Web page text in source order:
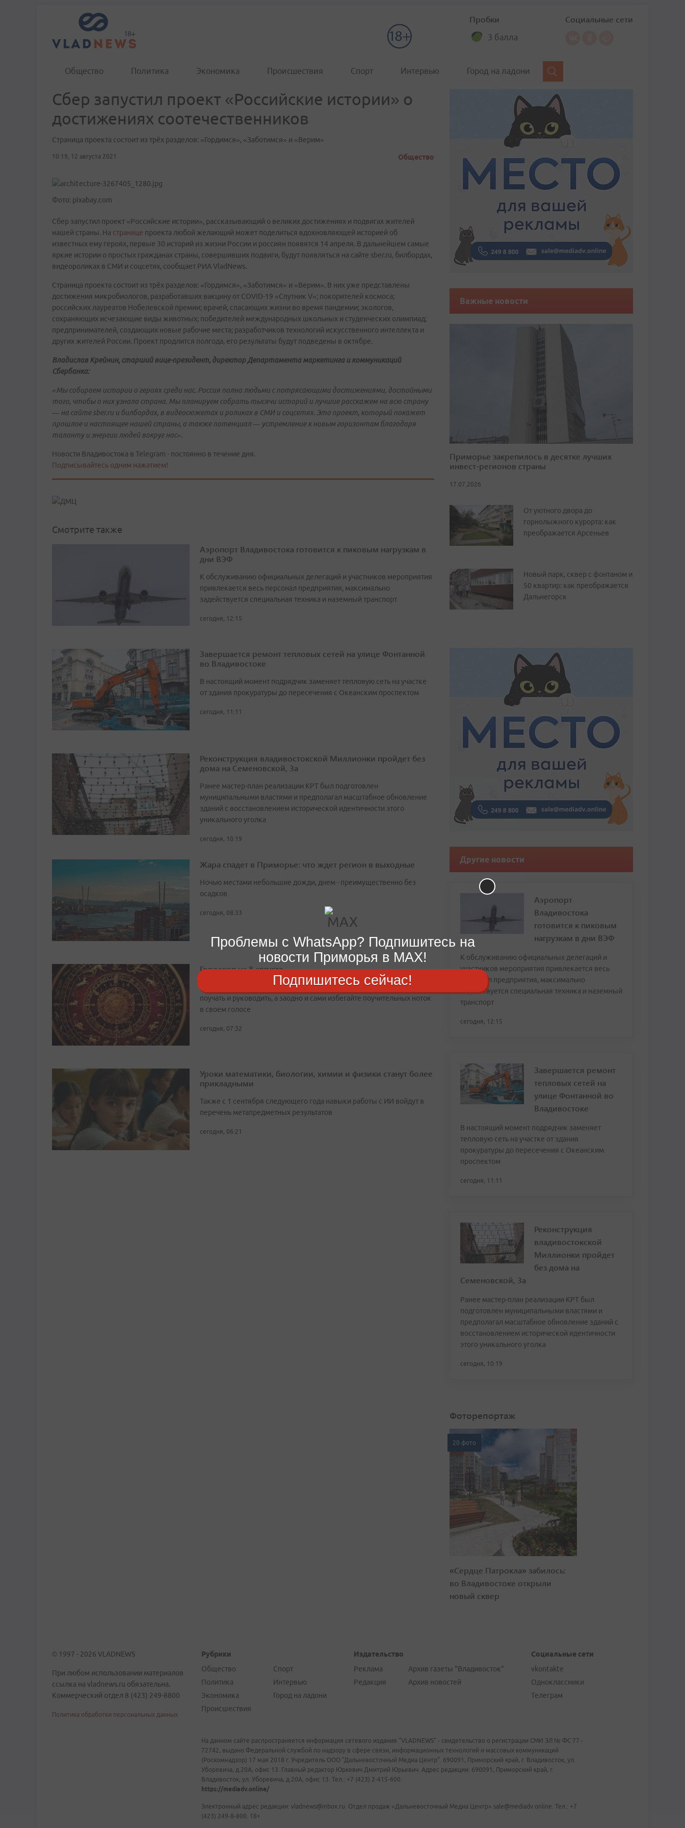
Пробки
3 балла
Социальные сети
Общество Политика Экономика Происшествия Спорт Интервью Город на ладони
Сбер запустил проект «Российские истории» о
достижениях соотечественников
Страница проекта состоит из трёх разделов: «Гордимся», «Заботимся» и «Верим»
10:19, 12 августа 2021 Общество
Фото: pixabay.com
Сбер запустил проект «Российские истории», рассказывающий о великих достижениях и подвигах жителей
нашей страны. На странице проекта любой желающий может поделиться вдохновляющей историей об
известных ему героях, первые 30 историй из жизни России и россиян появятся 14 апреля. В дальнейшем самые
яркие истории о простых гражданах страны, совершивших подвиги, будут появляться на сайте sber.ru, билбордах,
видеороликах в СМИ и соцсетях, сообщает РИА VladNews.
Страница проекта состоит из трёх разделов: «Гордимся», «Заботимся» и «Верим». В них уже представлены
достижения микробиологов, разработавших вакцину от COVID-19 «Спутник V»; покорителей космоса;
российских лауреатов Нобелевской премии; врачей, спасающих жизни во время пандемии; экологов,
сохраняющих исчезающие виды животных; победителей международных школьных и студенческих олимпиад;
предпринимателей, создающих новые рабочие места; разработчиков технологий искусственного интеллекта и
других жителей России. Проект продлится полгода, его результаты будут подведены в октябре.
Владислав Крейнин, старший вице-президент, директор Департамента маркетинга и коммуникаций
Сбербанка:
«Мы собираем истории о героях среди нас. Россия полна людьми с потрясающими достижениями, достойными
того, чтобы о них узнала страна. Мы планируем собрать тысячи историй и лучшие расскажем на всю страну
— на сайте sber.ru и билбордах, в видеосюжетах и роликах в СМИ и соцсетях. Это проект, который покажет
прошлое и настоящее нашей страны, а также потенциал — устремление к новым горизонтам благодаря
таланту и энергии людей вокруг нас».
Новости Владивостока в Telegram - постоянно в течение дня.
Подписывайтесь одним нажатием!
Смотрите также
Аэропорт Владивостока готовится к пиковым нагрузкам в
дни ВЭФ
К обслуживанию официальных делегаций и участников мероприятия
привлекается весь персонал предприятия, максимально
задействуется специальная техника и наземный транспорт
сегодня, 12:15
Завершается ремонт тепловых сетей на улице Фонтанной
во Владивостоке
В настоящий момент подрядчик заменяет тепловую сеть на участке
от здания прокуратуры до пересечения с Океанским проспектом
сегодня, 11:11
Реконструкция владивостокской Миллионки пройдет без
дома на Семеновской, 3а
Ранее мастер-план реализации КРТ был подготовлен
муниципальными властями и предполагал масштабное обновление
зданий с восстановлением исторической идентичности этого
уникального уголка
сегодня, 10:19
Жара спадет в Приморье: что ждет регион в выходные
Ночью местами небольшие дожди, днем - преимущественно без
осадков
сегодня, 08:33
Гороскоп на 8 августа
Чтобы не нажить себе неприятностей, избегайте тех, кто любит
поучать и руководить, а заодно и сами избегайте поучительных ноток
в своем голосе
сегодня, 07:32
Уроки математики, биологии, химии и физики станут более
прикладными
Также с 1 сентября следующего года навыки работы с ИИ войдут в
перечень метапредметных результатов
сегодня, 06:21
Важные новости
Приморье закрепилось в десятке лучших
инвест-регионов страны
17.07.2026
От уютного двора до
горнолыжного курорта: как
преображается Арсеньев
Новый парк, сквер с фонтаном и
50 квартир: как преображается
Дальнегорск
Другие новости
Аэропорт
Владивостока
готовится к пиковым
нагрузкам в дни ВЭФ
К обслуживанию официальных делегаций и
участников мероприятия привлекается весь
персонал предприятия, максимально
задействуется специальная техника и наземный
транспорт
сегодня, 12:15
Завершается ремонт
тепловых сетей на
улице Фонтанной во
Владивостоке
В настоящий момент подрядчик заменяет
тепловую сеть на участке от здания
прокуратуры до пересечения с Океанским
проспектом
сегодня, 11:11
Реконструкция
владивостокской
Миллионки пройдет
без дома на
Семеновской, 3а
Ранее мастер-план реализации КРТ был
подготовлен муниципальными властями и
предполагал масштабное обновление зданий с
восстановлением исторической идентичности
этого уникального уголка
сегодня, 10:19
Фоторепортаж
20 фото
«Сердце Патрокла» забилось:
во Владивостоке открыли
новый сквер
© 1997 - 2026 VLADNEWS
При любом использовании материалов
ссылка на vladnews.ru обязательна.
Коммерческий отдел 8 (423) 249-8800
Политика обработки персональных данных
Рубрики
Общество
Политика
Экономика
Происшествия
Спорт
Интервью
Город на ладони
Издательство
Реклама
Редакция
Архив газеты "Владивосток"
Архив новостей
Социальные сети
vkontakte
Одноклассники
Телеграм
На данном сайте распространяется информация сетевого издания "VLADNEWS" - свидетельство о регистрации СМИ ЭЛ № ФС 77 -
72742, выдано Федеральной службой по надзору в сфере связи, информационных технологий и массовых коммуникаций
(Роскомнадзор) 17 мая 2018 г. Учредитель ООО "Дальневосточный Медиа Центр". 690091, Приморский край, г. Владивосток, ул.
Уборевича, д.20А, офис 13. Главный редактор Юркевич Дмитрий Юрьевич. Адрес редакции: 690091, Приморский край, г.
Владивосток, ул. Уборевича, д.20А, офис 13. Тел.: +7 (423) 2-415-600.
https://mediadv.online/
Электронный адрес редакции: vladnews@inbox.ru. Отдел продаж «Дальневосточный Медиа Центр» sale@mediadv.online. Тел.: +7
(423) 249-8-800. 18+
Проблемы с WhatsApp? Подпишитесь на
новости Приморья в MAX!
Подпишитесь сейчас!